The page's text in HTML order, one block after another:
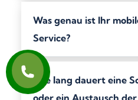
Was genau ist Ihr
Service?
Wie lang dauert eine
oder ein Austausch der